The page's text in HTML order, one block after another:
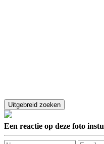
Een reactie op deze foto